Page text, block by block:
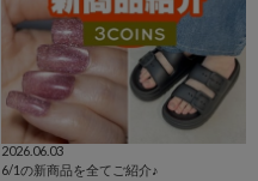
2026.06.03
6/1の新商品を全てご紹介♪